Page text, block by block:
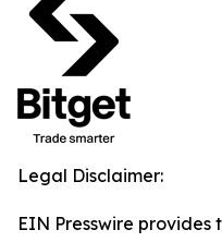
Legal Disclaimer:
EIN Presswire provides